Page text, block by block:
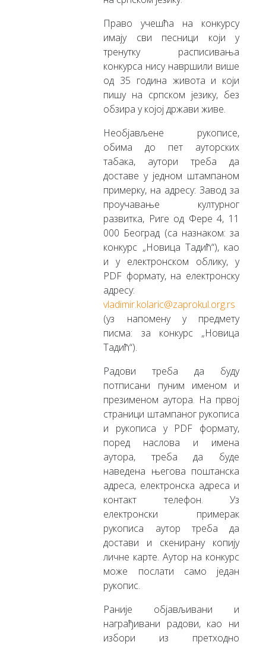
Право учешћа на конкурсу
имају сви песници који у
тренутку расписивања
конкурса нису навршили више
од 35 година живота и који
пишу на српском језику, без
обзира у којој држави живе.
Необјављене рукописе,
обима до пет ауторских
табака, аутори треба да
доставе у једном штампаном
примерку, на адресу: Завод за
проучавање културног
развитка, Риге од Фере 4, 11
000 Београд (са назнаком: за
конкурс „Новица Тадић“), као
и у електронском облику, у
PDF формату, на електронску
адресу:
vladimir.kolaric@zaprokul.org.rs
(уз напомену у предмету
писма: за конкурс „Новица
Тадић“).
Радови треба да буду
потписани пуним именом и
презименом аутора. На првој
страници штампаног рукописа
и рукописа у PDF формату,
поред наслова и имена
аутора, треба да буде
наведена његова поштанска
адреса, електронска адреса и
контакт телефон. Уз
електронски примерак
рукописа аутор треба да
достави и скенирану копију
личне карте. Аутор на конкурс
може послати само један
рукопис.
Раније објављивани и
награђивани радови, као ни
избори из претходно